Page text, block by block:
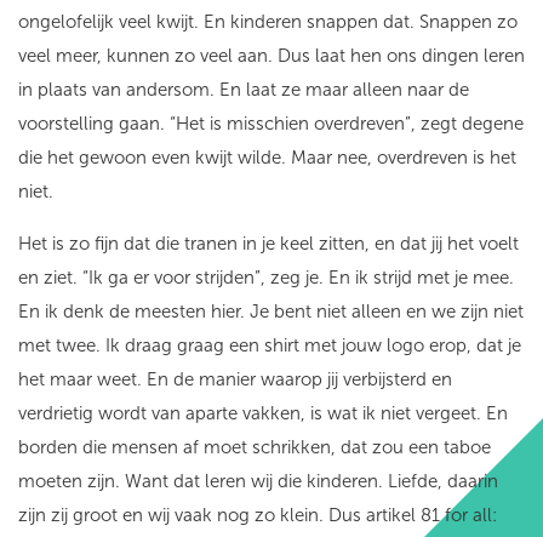
ongelofelijk veel kwijt. En kinderen snappen dat. Snappen zo
veel meer, kunnen zo veel aan. Dus laat hen ons dingen leren
in plaats van andersom. En laat ze maar alleen naar de
voorstelling gaan. “Het is misschien overdreven”, zegt degene
die het gewoon even kwijt wilde. Maar nee, overdreven is het
niet.
Het is zo fijn dat die tranen in je keel zitten, en dat jij het voelt
en ziet. “Ik ga er voor strijden”, zeg je. En ik strijd met je mee.
En ik denk de meesten hier. Je bent niet alleen en we zijn niet
met twee. Ik draag graag een shirt met jouw logo erop, dat je
het maar weet. En de manier waarop jij verbijsterd en
verdrietig wordt van aparte vakken, is wat ik niet vergeet. En
borden die mensen af moet schrikken, dat zou een taboe
moeten zijn. Want dat leren wij die kinderen. Liefde, daarin
zijn zij groot en wij vaak nog zo klein. Dus artikel 81 for all: